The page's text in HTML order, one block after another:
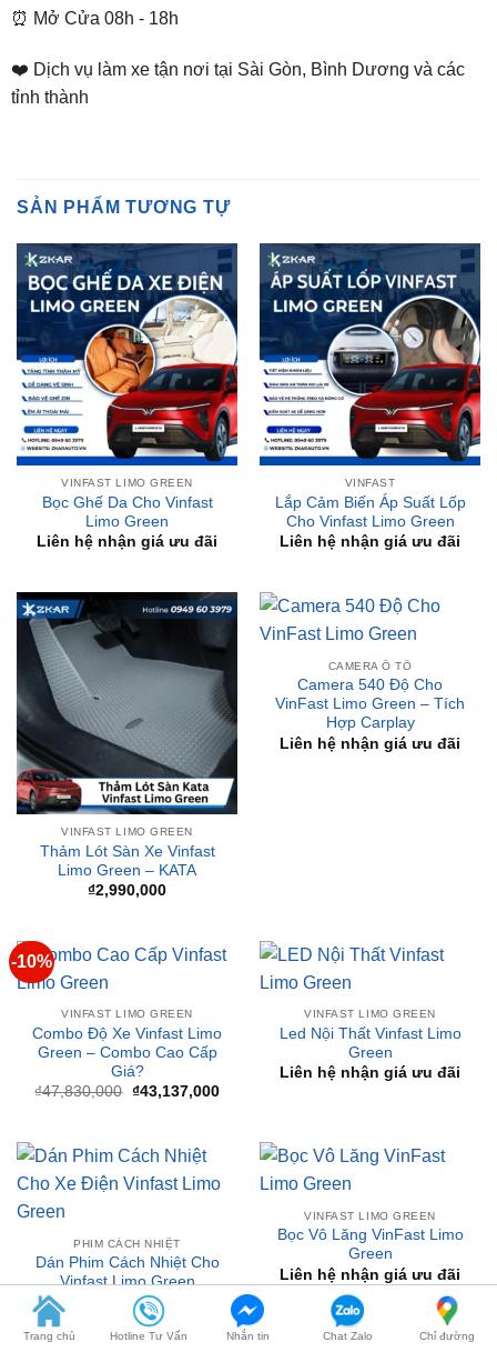
❤️ Dịch vụ làm xe tận nơi tại Sài Gòn, Bình Dương và các
VINFAST LIMO GREEN
Bọc Ghế Da Cho Vinfast
Limo Green
Liên hệ nhận giá ưu đãi
VINFAST
Lắp Cảm Biến Áp Suất Lốp
Cho Vinfast Limo Green
Liên hệ nhận giá ưu đãi
VINFAST LIMO GREEN
Thảm Lót Sàn Xe Vinfast
Limo Green – KATA
₫2,990,000
CAMERA Ô TÔ
Camera 540 Độ Cho
Hợp Carplay
Liên hệ nhận giá ưu đãi
VINFAST LIMO GREEN
Combo Độ Xe Vinfast Limo
Giá?
₫47,830,000 Giá
gốc
là:
₫47,830,000.
₫43,137,000Giá
₫43,137,000.
VINFAST LIMO GREEN
Led Nội Thất Vinfast Limo
Liên hệ nhận giá ưu đãi
PHIM CÁCH NHIỆT
Dán Phim Cách Nhiệt Cho
₫1,900,000
VINFAST LIMO GREEN
Bọc Vô Lăng VinFast Limo
Liên hệ nhận giá ưu đãi
BÀI VIẾT MỚI
Trang chủ Hotline Tư Vấn Nhắn tin Chat Zalo Chỉ đường